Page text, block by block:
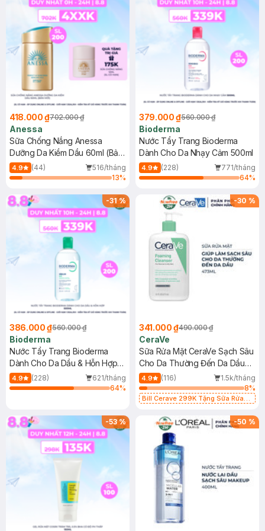
418.000 ₫702.000 ₫
Anessa
Sữa Chống Nắng Anessa
Dưỡng Da Kiềm Dầu 60ml (Bản
Mới)
4.9 (44)
516/tháng
13%
379.000 ₫560.000 ₫
Bioderma
Nước Tẩy Trang Bioderma
Dành Cho Da Nhạy Cảm 500ml
4.9 (228)
771/tháng
64%
-31%
386.000 ₫560.000 ₫
Bioderma
Nước Tẩy Trang Bioderma
Dành Cho Da Dầu & Hỗn Hợp
500ml
4.9 (228)
621/tháng
64%
-30 %
341.000 ₫490.000 ₫
CeraVe
Sữa Rửa Mặt CeraVe Sạch Sâu
Cho Da Thường Đến Da Dầu
473ml
4.9 (116)
1.5k/tháng
8%
Bill Cerave 299K Tặng Sữa Rửa
-53% -50 %